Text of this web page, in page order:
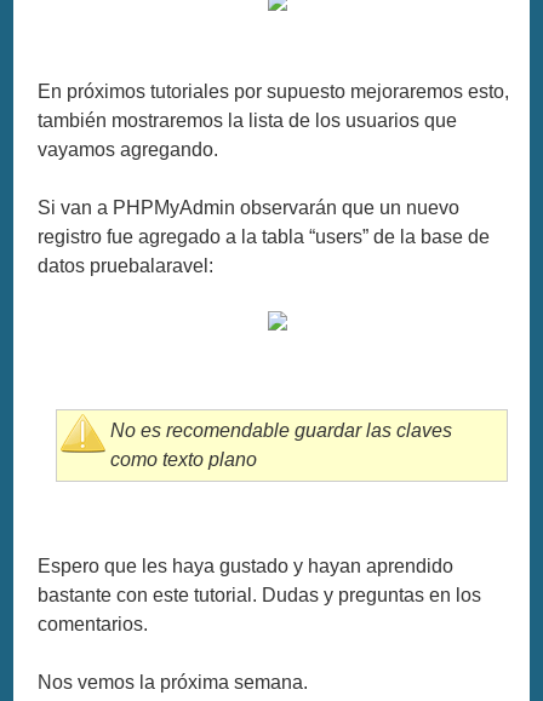
En próximos tutoriales por supuesto mejoraremos esto,
también mostraremos la lista de los usuarios que
vayamos agregando.
Si van a PHPMyAdmin observarán que un nuevo
registro fue agregado a la tabla “users” de la base de
datos pruebalaravel:
No es recomendable guardar las claves
como texto plano
Espero que les haya gustado y hayan aprendido
bastante con este tutorial. Dudas y preguntas en los
comentarios.
Nos vemos la próxima semana.